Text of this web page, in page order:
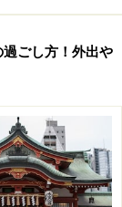
ごし方！外出や